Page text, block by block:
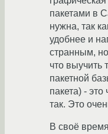
пакетами в
нужна, так
удобнее и
странным,
что выучить
пакетной
пакета) -
так. Это
В своё